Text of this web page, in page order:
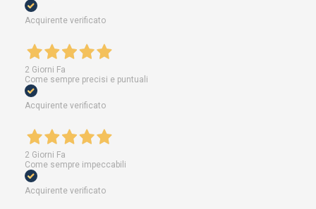
Acquirente verificato
2 Giorni Fa
Come sempre precisi e puntuali
Acquirente verificato
2 Giorni Fa
Come sempre impeccabili
Acquirente verificato